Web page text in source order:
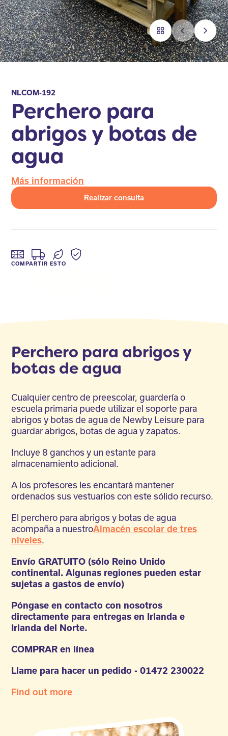
NLCOM-192
Perchero para
abrigos y botas de
agua
Más información
Realizar consulta
COMPARTIR ESTO
Perchero para abrigos y
botas de agua
Cualquier centro de preescolar, guardería o
escuela primaria puede utilizar el soporte para
abrigos y botas de agua de Newby Leisure para
guardar abrigos, botas de agua y zapatos.
Incluye 8 ganchos y un estante para
almacenamiento adicional.
A los profesores les encantará mantener
ordenados sus vestuarios con este sólido recurso.
El perchero para abrigos y botas de agua
acompaña a nuestroAlmacén escolar de tres
niveles.
Envío GRATUITO (sólo Reino Unido
continental. Algunas regiones pueden estar
sujetas a gastos de envío)
Póngase en contacto con nosotros
directamente para entregas en Irlanda e
Irlanda del Norte.
COMPRAR en línea
Llame para hacer un pedido - 01472 230022
Find out more